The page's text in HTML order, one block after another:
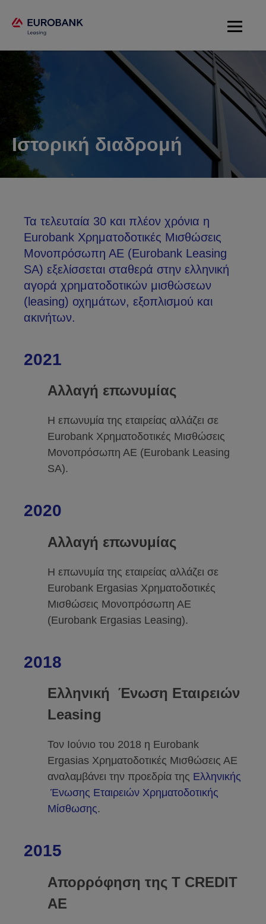
Ιστορική διαδρομή
Τα τελευταία 30 και πλέον χρόνια η
Eurobank Χρηματοδοτικές Μισθώσεις
Μονοπρόσωπη ΑΕ (Eurobank Leasing
SA) εξελίσσεται σταθερά στην ελληνική
αγορά χρηματοδοτικών μισθώσεων
(leasing) οχημάτων, εξοπλισμού και
ακινήτων.
2021
Αλλαγή επωνυμίας
Η επωνυμία της εταιρείας αλλάζει σε
Eurobank Χρηματοδοτικές Μισθώσεις
Μονοπρόσωπη ΑΕ (Eurobank Leasing
SA).
2020
Αλλαγή επωνυμίας
Η επωνυμία της εταιρείας αλλάζει σε
Eurobank Ergasias Χρηματοδοτικές
Μισθώσεις Μονοπρόσωπη ΑΕ
(Eurobank Ergasias Leasing).
2018
Ελληνική Ένωση Εταιρειών
Leasing
Τον Ιούνιο του 2018 η Eurobank
Ergasias Χρηματοδοτικές Μισθώσεις ΑΕ
αναλαμβάνει την προεδρία της Ελληνικής
Ένωσης Εταιρειών Χρηματοδοτικής
Μίσθωσης.
2015
Απορρόφηση της T CREDIT
AE